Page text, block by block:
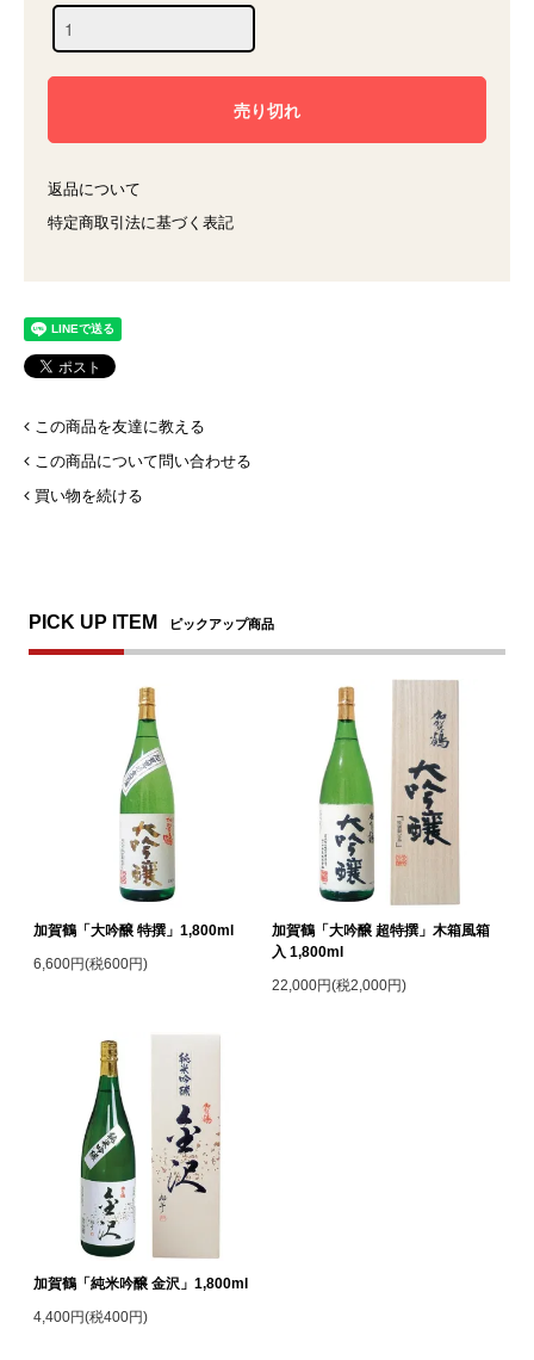
返品について
特定商取引法に基づく表記
この商品を友達に教える
この商品について問い合わせる
買い物を続ける
PICK UP ITEM ピックアップ商品
加賀鶴「大吟醸 特撰」1,800ml
6,600円(税600円)
加賀鶴「大吟醸 超特撰」木箱風箱
入 1,800ml
22,000円(税2,000円)
加賀鶴「純米吟醸 金沢」1,800ml
4,400円(税400円)